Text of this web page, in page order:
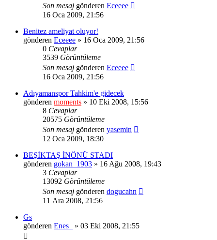
Son mesaj gönderen Eceeee
16 Oca 2009, 21:56
Benitez ameliyat oluyor!
gönderen Eceeee » 16 Oca 2009, 21:56
0 Cevaplar
3539 Görüntüleme
Son mesaj gönderen Eceeee
16 Oca 2009, 21:56
Adıyamanspor Tahkim'e gidecek
gönderen moments » 10 Eki 2008, 15:56
8 Cevaplar
20575 Görüntüleme
Son mesaj gönderen yasemin
12 Oca 2009, 18:30
BEŞİKTAŞ İNÖNÜ STADI
gönderen gokan_1903 » 16 Ağu 2008, 19:43
3 Cevaplar
13092 Görüntüleme
Son mesaj gönderen dogucahn
11 Ara 2008, 21:56
Gs
gönderen Enes_ » 03 Eki 2008, 21:55